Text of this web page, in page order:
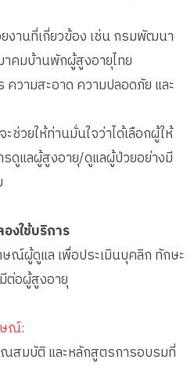
งานที่เกี่ยวข้อง เช่น กรมพัฒนา
คมบ้านพักผู้สูงอายุไทย
วามสะอาด ความปลอดภัย และ
ช่วยให้ท่านมั่นใจว่าได้เลือกผู้ให้
ดูแลผู้สูงอายุ/ดูแลผู้ป่วยอย่างมี
งใช้บริการ
ณ์ผู้ดูแล เพื่อประเมินบุคลิก ทักษะ
ต่อผู้สูงอายุ
ษณ์:
สมบัติ และหลักสูตรการอบรมที่